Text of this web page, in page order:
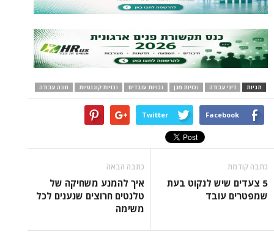
תגיות דיני עבודה זכויות מגן זכויות עובדים זכויות קוגנטיות חוזה עבודה
Facebook
Twitter
כתבה קודמת
5 צעדים שיש לנקוט בעת
שמפטרים עובד
כתבה הבאה
איך להמנע משחיקה של
טלנטים חרוצים שנענים לכל
משימה